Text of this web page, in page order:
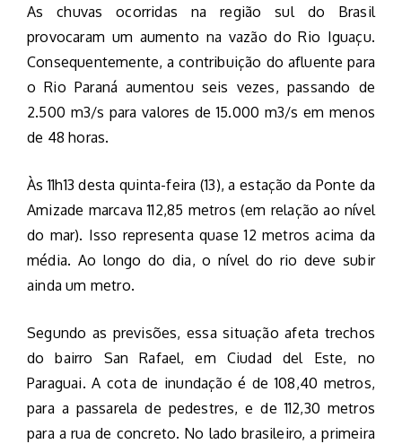
As chuvas ocorridas na região sul do Brasil
provocaram um aumento na vazão do Rio Iguaçu.
Consequentemente, a contribuição do afluente para
o Rio Paraná aumentou seis vezes, passando de
2.500 m3/s para valores de 15.000 m3/s em menos
de 48 horas.
Às 11h13 desta quinta-feira (13), a estação da Ponte da
Amizade marcava 112,85 metros (em relação ao nível
do mar). Isso representa quase 12 metros acima da
média. Ao longo do dia, o nível do rio deve subir
ainda um metro.
Segundo as previsões, essa situação afeta trechos
do bairro San Rafael, em Ciudad del Este, no
Paraguai. A cota de inundação é de 108,40 metros,
para a passarela de pedestres, e de 112,30 metros
para a rua de concreto. No lado brasileiro, a primeira